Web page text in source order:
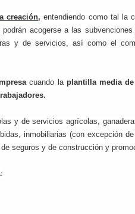
creación,entendiendo como tal la
podrán acogerse a las
y de servicios, así como el
cuando la plantilla media
y de servicios agrícolas,
inmobiliarias (con excepción
seguros y de construcción y